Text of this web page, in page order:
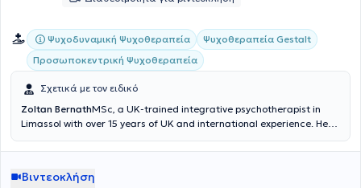
Ψυχοδυναμική Ψυχοθεραπεία
Ψυχοθεραπεία Gestalt
Προσωποκεντρική Ψυχοθεραπεία
Σχετικά με τον ειδικό
Zoltan BernathMSc, a UK-trained integrative psychotherapist in
Limassol with over 15 years of UK and international experience. He
particularly expats and professionals who value privacy and
burnout, bereavement, relationship difficulties, and life transitions.
Βιντεοκλήση